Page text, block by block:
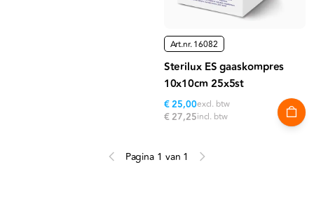
Art.nr.16082
Sterilux ES gaaskompres
10x10cm 25x5st
€ 25,00excl. btw
€ 27,25incl. btw
Pagina 1 van 1